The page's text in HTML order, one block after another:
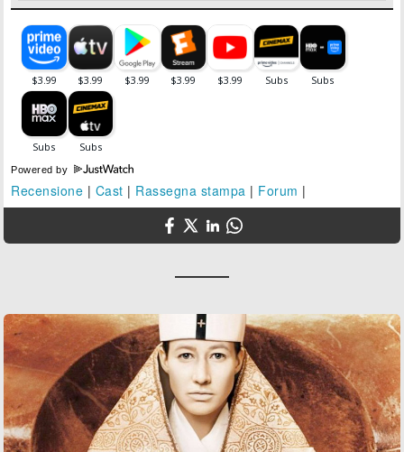
Powered by
Recensione | Cast | Rassegna stampa | Forum |